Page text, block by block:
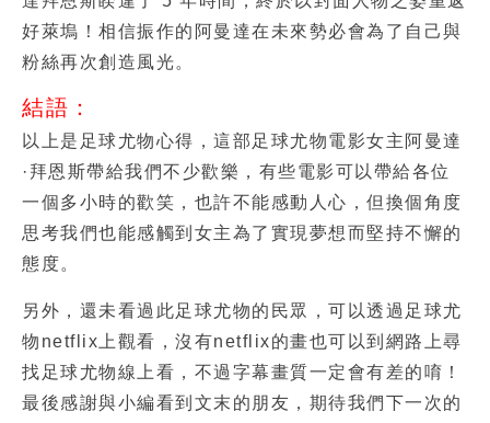
好萊塢！相信振作的阿曼達在未來勢必會為了自己與
粉絲再次創造風光。
結語：
以上是 足球尤物心得 ，這部 足球尤物電影女主 阿曼達
·拜恩斯帶給我們不少歡樂，有些電影可以帶給各位
一個多小時的歡笑，也許不能感動人心，但換個角度
思考我們也能感觸到女主為了實現夢想而堅持不懈的
態度。
另外，還未看過此足球尤物的民眾，可以透過 足球尤
物netflix 上觀看，沒有netflix的畫也可以到網路上尋
找 足球尤物線上看 ，不過字幕畫質一定會有差的唷！
最後感謝與小編看到文末的朋友，期待我們下一次的